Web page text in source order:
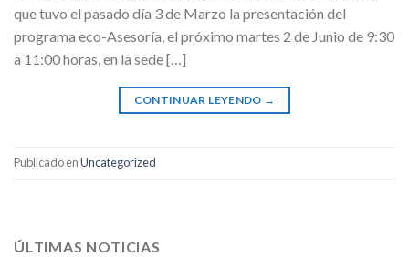
que tuvo el pasado día 3 de Marzo la presentación del
programa eco-Asesoría, el próximo martes 2 de Junio de 9:30
a 11:00 horas, en la sede […]
CONTINUAR LEYENDO →
Publicado enUncategorized
ÚLTIMAS NOTICIAS